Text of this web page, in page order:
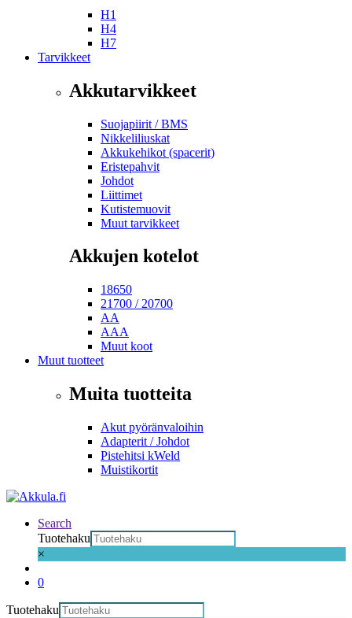
H1
H4
H7
Tarvikkeet
Akkutarvikkeet
Suojapiirit / BMS
Nikkeliliuskat
Akkukehikot (spacerit)
Eristepahvit
Johdot
Liittimet
Kutistemuovit
Muut tarvikkeet
Akkujen kotelot
18650
21700 / 20700
AA
AAA
Muut koot
Muut tuotteet
Muita tuotteita
Akut pyöränvaloihin
Adapterit / Johdot
Pistehitsi kWeld
Muistikortit
Search
Tuotehaku
×
0
Tuotehaku